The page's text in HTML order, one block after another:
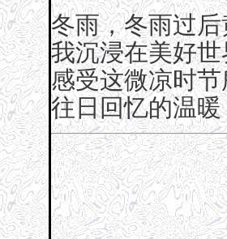
冬雨，冬雨过
我沉浸在美好
感受这微凉时
往日回忆的温暖